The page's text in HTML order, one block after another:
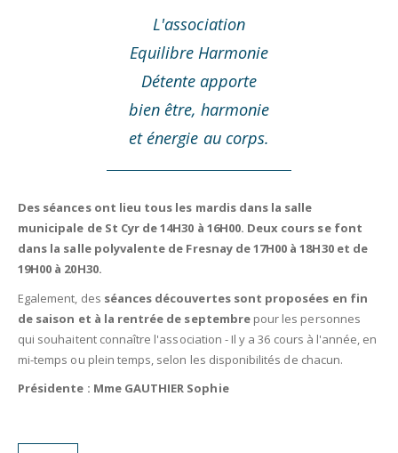
L'association
Equilibre Harmonie
Détente apporte
bien être, harmonie
et énergie au corps.
Des séances ont lieu tous les mardis dans la salle
municipale de St Cyr de 14H30 à 16H00. Deux cours se font
dans la salle polyvalente de Fresnay de 17H00 à 18H30 et de
19H00 à 20H30.
Egalement, des séances découvertes sont proposées en fin
de saison et à la rentrée de septembrepour les personnes
qui souhaitent connaître l'association - Il y a 36 cours à l'année, en
mi-temps ou plein temps, selon les disponibilités de chacun.
Présidente : Mme GAUTHIER Sophie